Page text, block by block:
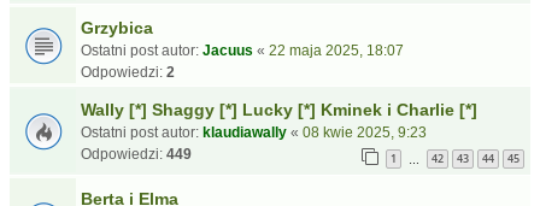
Grzybica
Ostatni post autor: Jacuus « 22 maja 2025, 18:07
Odpowiedzi: 2
Wally [*] Shaggy [*] Lucky [*] Kminek i Charlie [*]
Ostatni post autor: klaudiawally « 08 kwie 2025, 9:23
Odpowiedzi: 449 1 42 43 44 45
Berta i Elma